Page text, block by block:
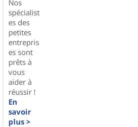
Nos
spécialist
es des
petites
entrepris
es sont
prêts à
vous
aider à
réussir !
En
savoir
plus >